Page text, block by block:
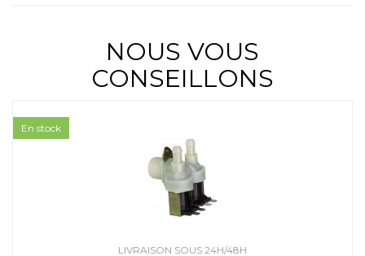
NOUS VOUS
CONSEILLONS
LIVRAISON SOUS 24H/48H
En stock